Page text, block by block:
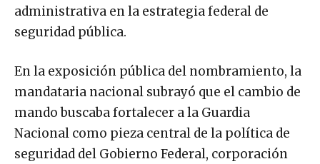
administrativa en la estrategia federal de
seguridad pública.
En la exposición pública del nombramiento, la
mandataria nacional subrayó que el cambio de
mando buscaba fortalecer a la Guardia
Nacional como pieza central de la política de
seguridad del Gobierno Federal, corporación